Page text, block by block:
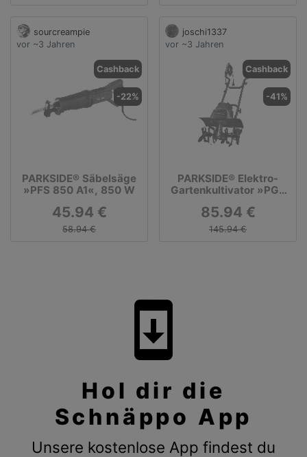
sourcreampie
vor ~3 Jahren
Cashback
-22%
PARKSIDE® Säbelsäge
»PFS 850 A1«, 850 W
45.94 €
58.94 €
joschi1337
vor ~3 Jahren
Cashback
-41%
PARKSIDE® Elektro-
Gartenkultivator »PGK
85.94 €
145.94 €
system_update
Hol dir die
Schnäppo App
Unsere kostenlose App findest du